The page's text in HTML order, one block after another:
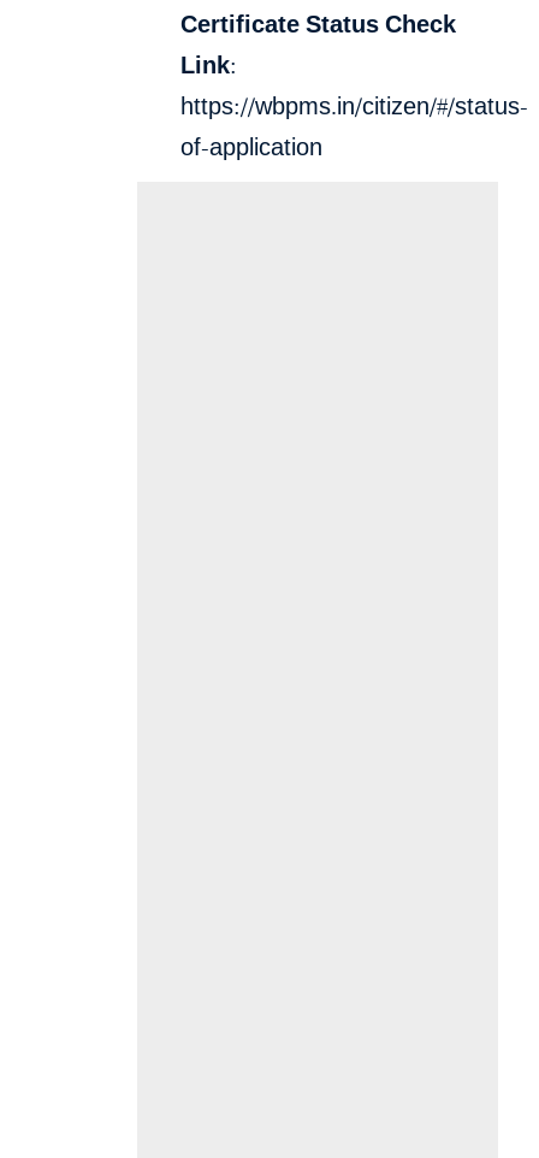
Certificate Status Check
Link:
https://wbpms.in/citizen/#/status-
of-application